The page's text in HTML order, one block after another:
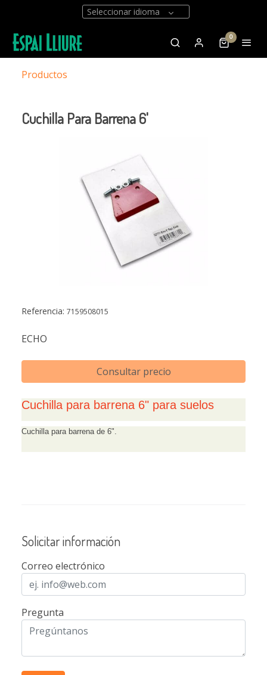
Seleccionar idioma
0
Productos
Cuchilla Para Barrena 6'
Referencia: 7159508015
ECHO
Consultar precio
Cuchilla para barrena 6" para suelos
Cuchilla para barrena de 6".
Solicitar información
Correo electrónico
Pregunta